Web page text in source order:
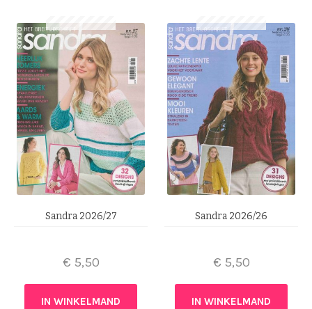
Sandra 2026/27
€ 5,50
IN WINKELMAND
Sandra 2026/26
€ 5,50
IN WINKELMAND